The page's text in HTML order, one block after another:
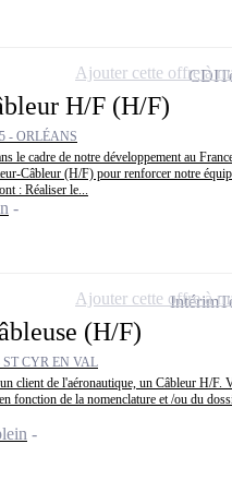
H/F (H/F)
- ORLÉANS
le cadre de notre développement au
Câbleur (H/F) pour renforcer notre
: Réaliser le...
CDI
Ajouter cette offre à
(H/F)
ST CYR EN VAL
client de l'aéronautique, un Câbleur H/F.
fonction de la nomenclature et /ou du
Intérim
Ajouter cette offre à